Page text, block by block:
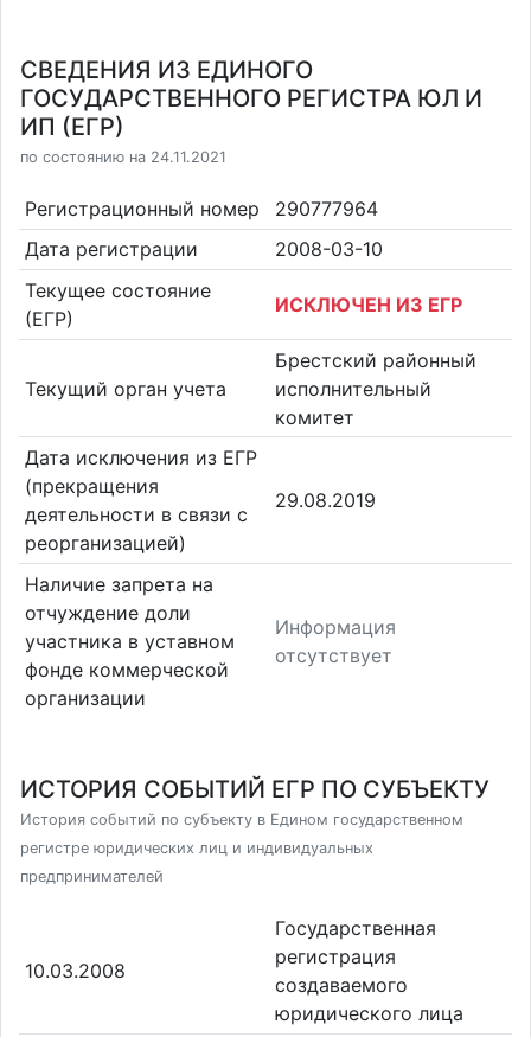
СВЕДЕНИЯ ИЗ ЕДИНОГО
ГОСУДАРСТВЕННОГО РЕГИСТРА ЮЛ И
ИП (ЕГР)
по состоянию на 24.11.2021
Регистрационный номер
290777964
Дата регистрации
2008-03-10
Текущее состояние
(ЕГР)
ИСКЛЮЧЕН ИЗ ЕГР
Текущий орган учета
Брестский районный
исполнительный
комитет
Дата исключения из ЕГР
(прекращения
деятельности в связи с
реорганизацией)
29.08.2019
Наличие запрета на
отчуждение доли
участника в уставном
фонде коммерческой
организации
Информация
отсутствует
ИСТОРИЯ СОБЫТИЙ ЕГР ПО СУБЪЕКТУ
История событий по субъекту в Едином государственном
регистре юридических лиц и индивидуальных
предпринимателей
10.03.2008
Государственная
регистрация
создаваемого
юридического лица